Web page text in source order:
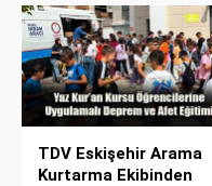
TDV Eskişehir Arama
Kurtarma Ekibinden